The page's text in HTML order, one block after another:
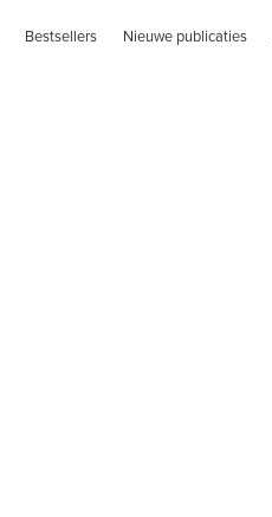
Bestsellers Nieuwe publicaties